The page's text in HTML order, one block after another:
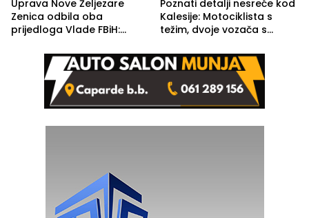
Uprava Nove Željezare
Zenica odbila oba
prijedloga Vlade FBiH:
rješenje
Poznati detalji nesreće kod
Kalesije: Motociklista s
težim, dvoje vozača s